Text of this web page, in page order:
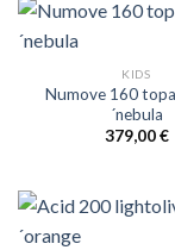
KIDS
Numove 160
´nebula
379,00€